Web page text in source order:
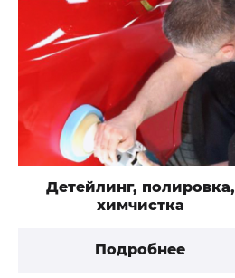
Детейлинг, полировка,
химчистка
Подробнее